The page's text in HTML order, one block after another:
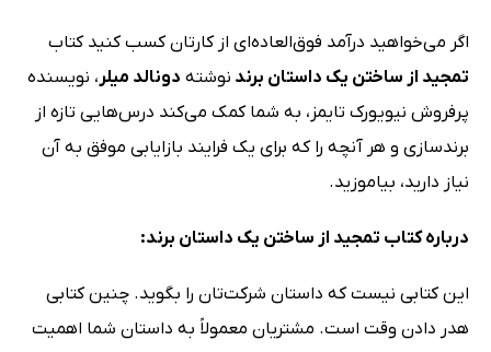
اگر می‌خواهید درآمد فوق‌العاده‌ای از کارتان کسب کنید کتاب
تمجید از ساختن یک داستان برند نوشته دونالد میلر، نویسنده
پرفروش نیویورک تایمز، به شما کمک می‌کند درس‌هایی تازه از
برندسازی و هر آنچه را که برای یک فرایند بازایابی موفق به آن
نیاز دارید، بیاموزید.
درباره کتاب تمجید از ساختن یک داستان برند:
این کتابی نیست که داستان شرکت‌تان را بگوید. چنین کتابی
هدر دادن وقت است. مشتریان معمولاً به داستان شما اهمیت